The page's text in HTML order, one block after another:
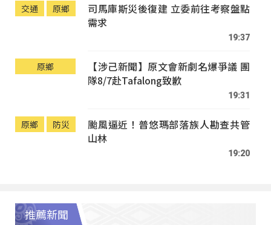
交通 原鄉
司馬庫斯災後復建 立委前往考察盤點
需求
19:37
原鄉
【涉己新聞】原文會新劇名爆爭議 團
隊8/7赴Tafalong致歉
19:31
原鄉 防災
颱風逼近！普悠瑪部落族人勘查共管
山林
19:20
推薦新聞